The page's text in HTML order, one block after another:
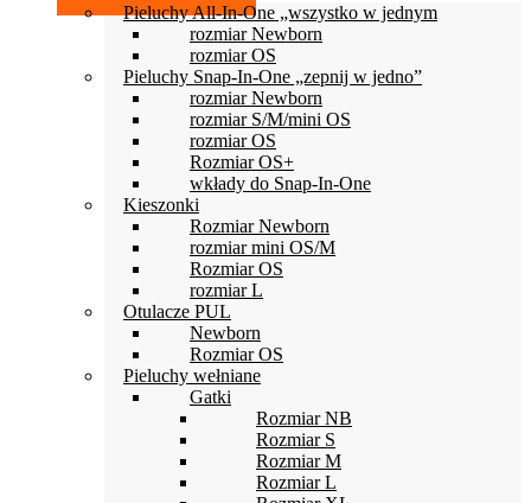
Pieluchy All-In-One „wszystko w jednym
rozmiar Newborn
rozmiar OS
Pieluchy Snap-In-One „zepnij w jedno”
rozmiar Newborn
rozmiar S/M/mini OS
rozmiar OS
Rozmiar OS+
wkłady do Snap-In-One
Kieszonki
Rozmiar Newborn
rozmiar mini OS/M
Rozmiar OS
rozmiar L
Otulacze PUL
Newborn
Rozmiar OS
Pieluchy wełniane
Gatki
Rozmiar NB
Rozmiar S
Rozmiar M
Rozmiar L